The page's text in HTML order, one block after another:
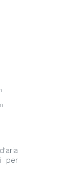
per